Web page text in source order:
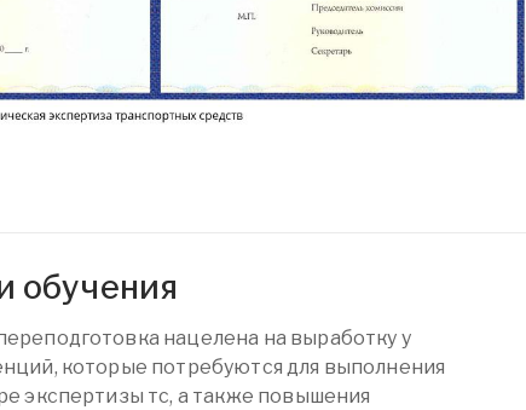
обучения
нацелена на выработку у
которые потребуются для выполнения
экспертизы тс, а также повышения